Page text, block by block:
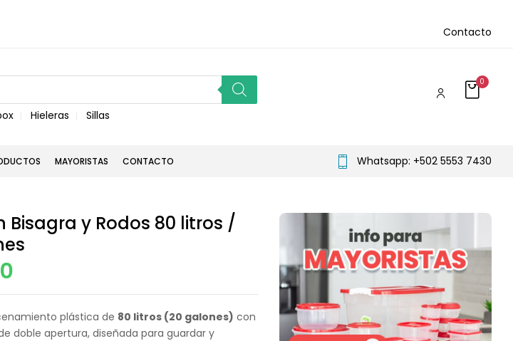
Contacto
Hieleras Sillas
0
MAYORISTAS CONTACTO Whatsapp: +502 5553 7430
Bisagra y Rodos 80 litros /
plástica de 80 litros (20 galones) con
doble apertura, diseñada para guardar y